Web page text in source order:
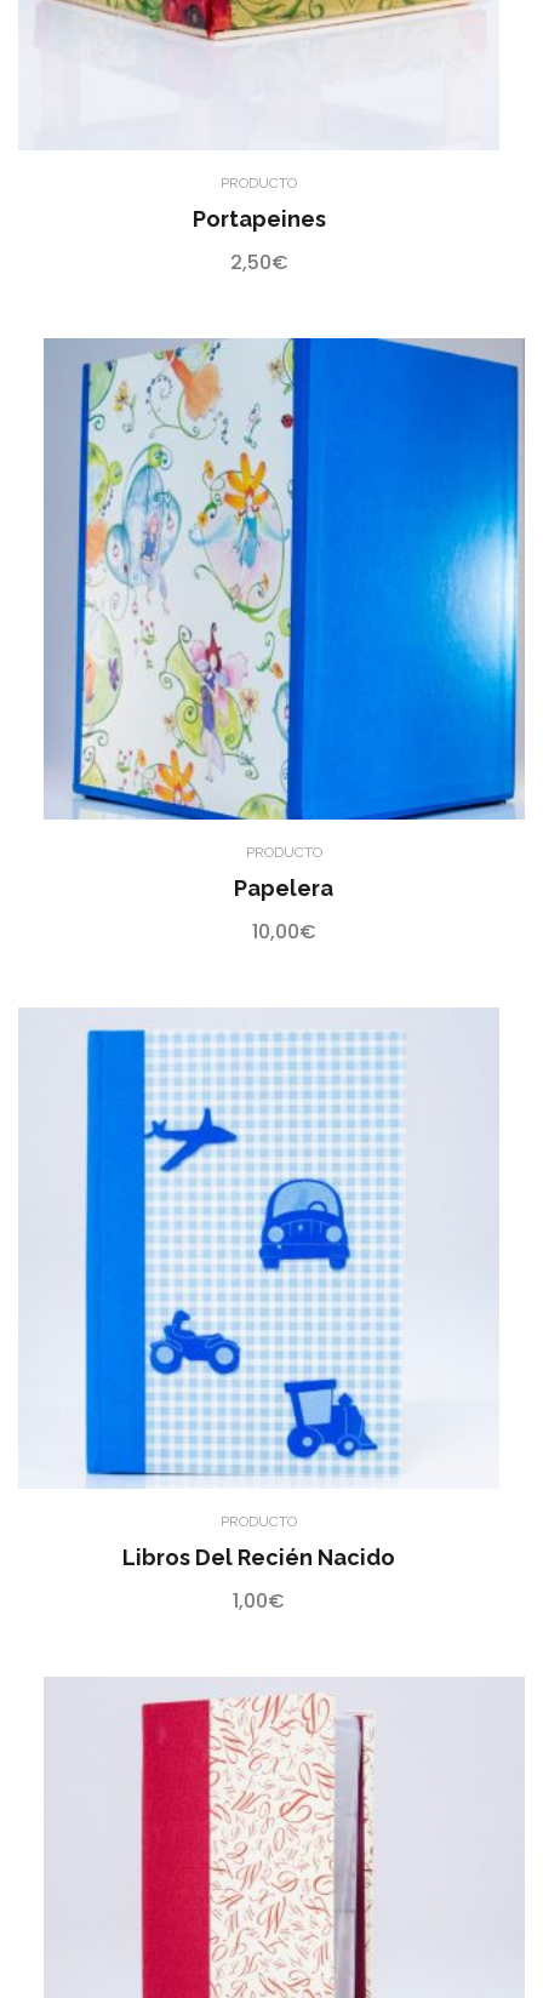
PRODUCTO
Portapeines
2,50€
PRODUCTO
Papelera
10,00€
PRODUCTO
Libros Del Recién Nacido
1,00€